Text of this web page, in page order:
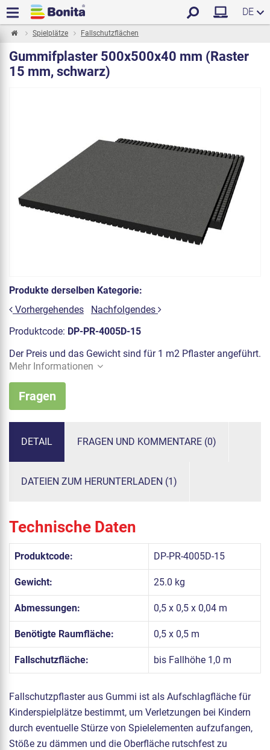
DE
Spielplätze Fallschutzflächen
Gummifplaster 500x500x40 mm (Raster
15 mm, schwarz)
Produkte derselben Kategorie:
Vorhergehendes
Nachfolgendes
Produktcode: DP-PR-4005D-15
Der Preis und das Gewicht sind für 1 m2 Pflaster angeführt.
Mehr Informationen
Fragen
DETAIL FRAGEN UND KOMMENTARE (0)
DATEIEN ZUM HERUNTERLADEN (1)
Technische Daten
Produktcode: DP-PR-4005D-15
Gewicht: 25.0 kg
Abmessungen: 0,5 x 0,5 x 0,04 m
Benötigte Raumfläche: 0,5 x 0,5 m
Fallschutzfläche: bis Fallhöhe 1,0 m
Fallschutzpflaster aus Gummi ist als Aufschlagfläche für
Kinderspielplätze bestimmt, um Verletzungen bei Kindern
durch eventuelle Stürze von Spielelementen aufzufangen,
Stöße zu dämmen und die Oberfläche rutschfest zu